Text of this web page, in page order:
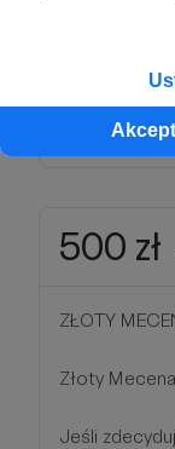
Dziękujemy!
Patroni: 0
500 zł
ZŁOTY
Złoty
Jeśli